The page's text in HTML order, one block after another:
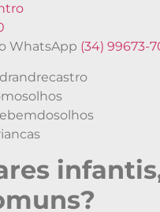
WhatsApp (34) 99673-